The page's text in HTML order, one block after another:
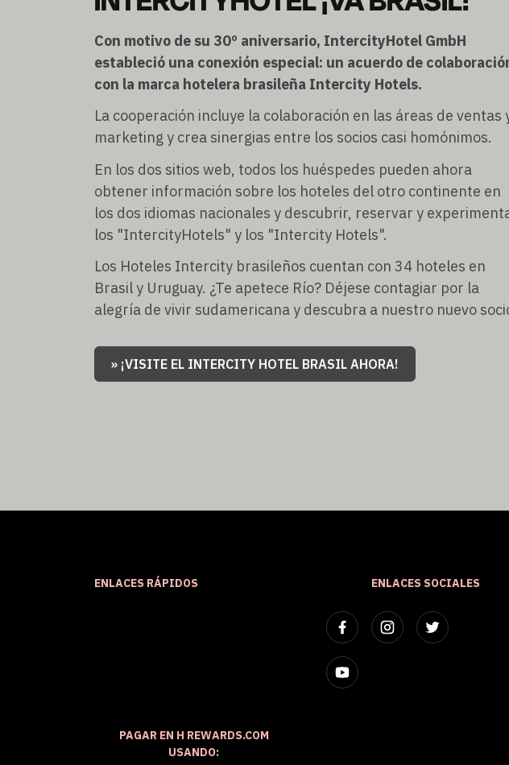
Con motivo de su 30º aniversario, IntercityHotel GmbH
estableció una conexión especial: un acuerdo de
con la marca hotelera brasileña Intercity Hotels.
La cooperación incluye la colaboración en las áreas de ventas
marketing y crea sinergias entre los socios casi homónimos.
En los dos sitios web, todos los huéspedes pueden ahora
obtener información sobre los hoteles del otro continente en
los dos idiomas nacionales y descubrir, reservar y
los "IntercityHotels" y los "Intercity Hotels".
Los Hoteles Intercity brasileños cuentan con 34 hoteles en
Brasil y Uruguay. ¿Te apetece Río? Déjese contagiar por la
alegría de vivir sudamericana y descubra a nuestro nuevo
» ¡VISITE EL INTERCITY HOTEL BRASIL AHORA!
ENLACES RÁPIDOS ENLACES SOCIALES
PAGAR EN H REWARDS.COM
USANDO: